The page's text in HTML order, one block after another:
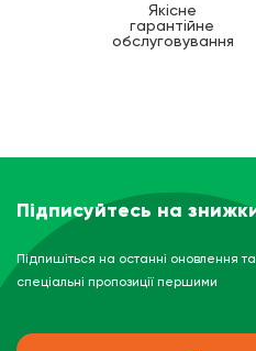
Якісне
гарантійне
обслуговування
Підписуйтесь на
Підпишіться на останні оновлення
спеціальні пропозиції першими